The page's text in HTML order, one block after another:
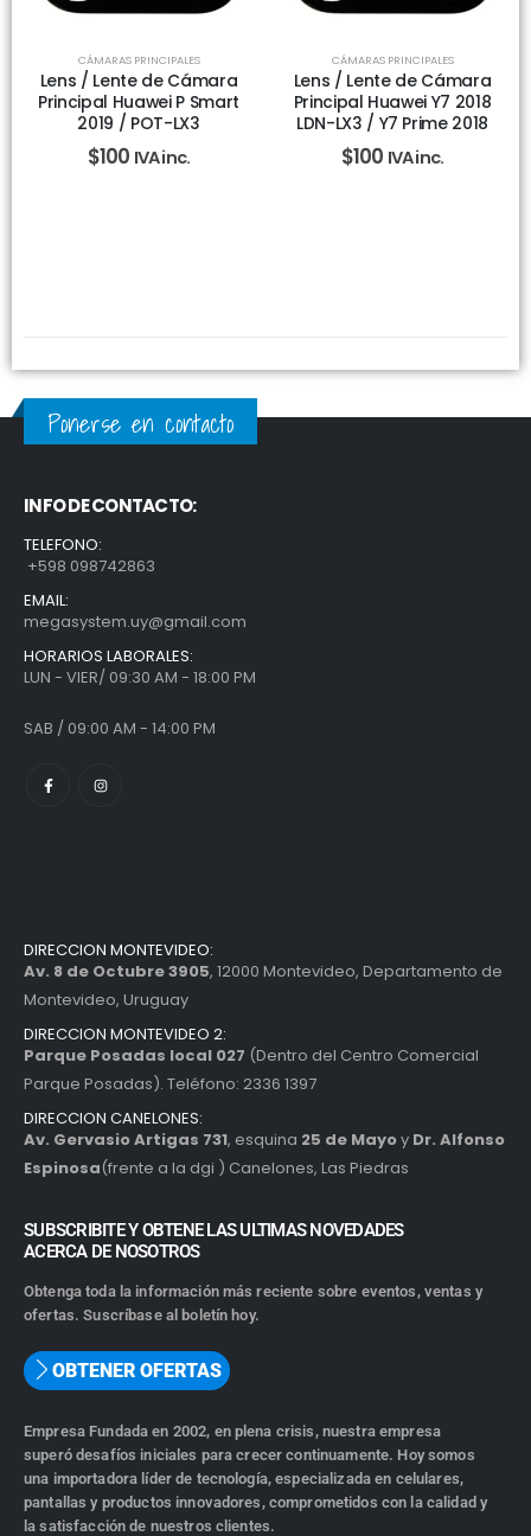
CÁMARAS PRINCIPALES
Lens / Lente de Cámara
Principal Huawei P Smart
2019 / POT-LX3
$100 IVA inc.
CÁMARAS PRINCIPALES
Lens / Lente de Cámara
Principal Huawei Y7 2018
LDN-LX3 / Y7 Prime 2018
$100 IVA inc.
Ponerse en contacto
INFO DE CONTACTO:
TELEFONO:
+598 098742863
EMAIL:
megasystem.uy@gmail.com
HORARIOS LABORALES:
LUN - VIER/ 09:30 AM - 18:00 PM
SAB / 09:00 AM - 14:00 PM
DIRECCION MONTEVIDEO:
Av. 8 de Octubre 3905, 12000 Montevideo, Departamento de
Montevideo, Uruguay
DIRECCION MONTEVIDEO 2:
Parque Posadas local 027 (Dentro del Centro Comercial
Parque Posadas). Teléfono: 2336 1397
DIRECCION CANELONES:
Av. Gervasio Artigas 731, esquina 25 de Mayoy Dr. Alfonso
Espinosa(frente a la dgi ) Canelones, Las Piedras
SUBSCRIBITE Y OBTENE LAS ULTIMAS NOVEDADES
ACERCA DE NOSOTROS
Obtenga toda la información más reciente sobre eventos, ventas y
ofertas. Suscríbase al boletín hoy.
OBTENER OFERTAS
Empresa Fundada en 2002, en plena crisis, nuestra empresa
superó desafíos iniciales para crecer continuamente. Hoy somos
una importadora líder de tecnología, especializada en celulares,
pantallas y productos innovadores, comprometidos con la calidad y
la satisfacción de nuestros clientes.